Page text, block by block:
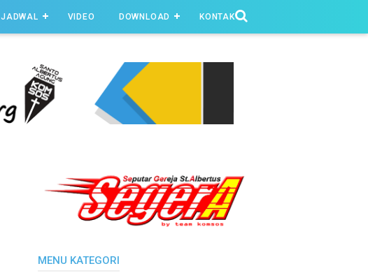
JADWAL VIDEO DOWNLOAD KONTAK
MENU KATEGORI